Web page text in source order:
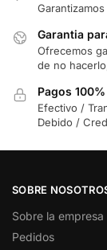
Garantia
Ofrecemos
de no
Pagos
Efectivo /
Debido /
SOBRE
Sobre la empresa
Pedidos